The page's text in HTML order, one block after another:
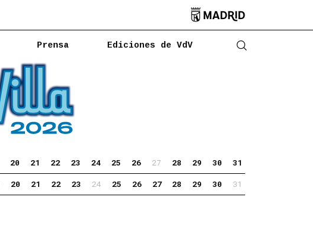

Prensa Ediciones de VdV Abrir
20 21 22 23 24 25 26 27 28 29 30 31
20 21 22 23 24 25 26 27 28 29 30 31